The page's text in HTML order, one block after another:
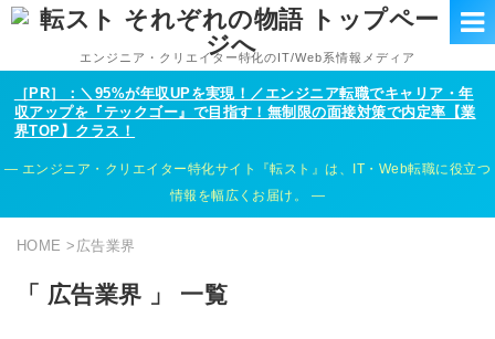
エンジニア・クリエイター特化のIT/Web系情報メディア
［PR］：＼95%が年収UPを実現！／エンジニア転職でキャリア・年
収アップを『テックゴー』で目指す！無制限の面接対策で内定率【業
界TOP】クラス！
エンジニア・クリエイター特化サイト『転スト』は、IT・Web転職に役立つ
情報を幅広くお届け。
HOME > 広告業界
「 広告業界 」 一覧